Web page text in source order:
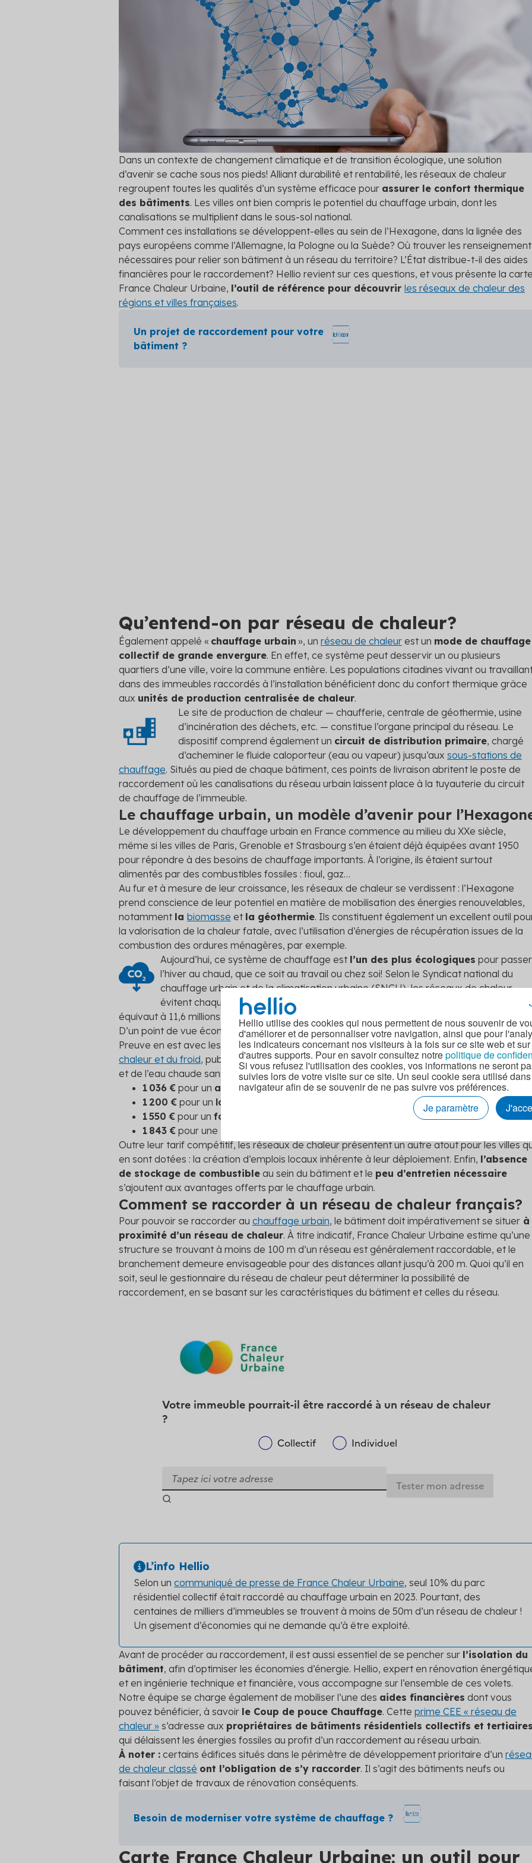
Hellio utilise des cookies qui nous permettent de nous souvenir de
d'améliorer et de personnaliser votre navigation, ainsi que pour
les indicateurs concernant nos visiteurs à la fois sur ce site web et sur
d'autres supports. Pour en savoir consultez notrepolitique de
Si vous refusez l'utilisation des cookies, vos informations ne seront
suivies lors de votre visite sur ce site. Un seul cookie sera utilisé
navigateur afin de se souvenir de ne pas suivre vos préférences.
Je paramètre
Simulateur Hellio : rejoignez la
plateforme
Découvrez les primes auxquelles vous
pouvez prétendre
Voir toutes les solutions
autres clients
Dans un contexte de changement climatique et de transition écologique, une solution
d’avenir se cache sous nos pieds! Alliant durabilité et rentabilité, les réseaux de chaleur
regroupent toutes les qualités d’un système efficace pour assurer le confort thermique
des bâtiments. Les villes ont bien compris le potentiel du chauffage urbain, dont les
canalisations se multiplient dans le sous-sol national.
Comment ces installations se développent-elles au sein de l’Hexagone, dans la lignée des
pays européens comme l’Allemagne, la Pologne ou la Suède? Où trouver les
nécessaires pour relier son bâtiment à un réseau du territoire? L’État distribue-t-il des aides
financières pour le raccordement? Hellio revient sur ces questions, et vous présente la
France Chaleur Urbaine, l’outil de référence pour découvrir les réseaux de chaleur des
régions et villes françaises.
Un projet de raccordement pour votre
bâtiment ?
Qu’entend-on par réseau de chaleur?
Également appelé « chauffage urbain », un réseau de chaleur est un mode de chauffage
collectif de grande envergure. En effet, ce système peut desservir un ou plusieurs
quartiers d’une ville, voire la commune entière. Les populations citadines vivant ou
dans des immeubles raccordés à l’installation bénéficient donc du confort thermique grâce
aux unités de production centralisée de chaleur.
Le site de production de chaleur — chaufferie, centrale de géothermie, usine
d’incinération des déchets, etc. — constitue l’organe principal du réseau. Le
dispositif comprend également un circuit de distribution primaire, chargé
d’acheminer le fluide caloporteur (eau ou vapeur) jusqu’aux sous-stations de
chauffage. Situés au pied de chaque bâtiment, ces points de livraison abritent le poste de
raccordement où les canalisations du réseau urbain laissent place à la tuyauterie du circuit
de chauffage de l’immeuble.
Le chauffage urbain, un modèle d’avenir pour
Le développement du chauffage urbain en France commence au milieu du XXe siècle,
même si les villes de Paris, Grenoble et Strasbourg s’en étaient déjà équipées avant 1950
pour répondre à des besoins de chauffage importants. À l’origine, ils étaient surtout
alimentés par des combustibles fossiles : fioul, gaz…
Au fur et à mesure de leur croissance, les réseaux de chaleur se verdissent : l’Hexagone
prend conscience de leur potentiel en matière de mobilisation des énergies renouvelables,
notamment la biomasse et la géothermie. Ils constituent également un excellent outil
la valorisation de la chaleur fatale, avec l’utilisation d’énergies de récupération issues de la
combustion des ordures ménagères, par exemple.
Aujourd’hui, ce système de chauffage est l’un des plus écologiques pour passer
l’hiver au chaud, que ce soit au travail ou chez soi! Selon le Syndicat national du
chauffage urbain et de la climatisation urbaine (SNCU), les réseaux de chaleur
évitent chaque année l’émission de plus de
équivaut à 11,6 millions d’allers-retours entre Paris et New York en avion.
D’un point de vue économique, ce mode de chauffageest le moins cher du marché.
Preuve en est avec les derniers chiffres de l’enquête Amorce sur le prix de vente de la
chaleur et du froid, publiée en 2023. L’étude rapporte qu’en 2021, le coût annuel du
et de l’eau chaude sanitaire s’élevait à:
1 036 € pour un appartement raccordé à un réseau de chaleur,
1 200 € pour un logement doté d’une chaudière collective au gaz
1 550 € pour un foyer avec un chauffage électrique
1 843 € pour une
Outre leur tarif compétitif, les réseaux de chaleur présentent un autre atout pour les villes
en sont dotées : la création d’emplois locaux inhérente à leur déploiement. Enfin, l’absence
de stockage de combustible au sein du bâtiment et le peu d’entretien nécessaire
s’ajoutent aux avantages offerts par le chauffage urbain.
Comment se raccorder à un réseau de chaleur français?
Pour pouvoir se raccorder au chauffage urbain, le bâtiment doit impérativement se situer à
proximité d’un réseau de chaleur. À titre indicatif, France Chaleur Urbaine estime qu’une
structure se trouvant à moins de 100 m d’un réseau est généralement raccordable, et le
branchement demeure envisageable pour des distances allant jusqu’à 200 m. Quoi qu’il en
soit, seul le gestionnaire du réseau de chaleur peut déterminer la possibilité de
raccordement, en se basant sur les caractéristiques du bâtiment et celles du réseau.
L’info Hellio
Selon un communiqué de presse de France Chaleur Urbaine, seul 10% du parc
résidentiel collectif était raccordé au chauffage urbain en 2023. Pourtant, des
centaines de milliers d’immeubles se trouvent à moins de 50m d’un réseau de chaleur !
Un gisement d’économies qui ne demande qu’à être exploité.
Avant de procéder au raccordement, il est aussi essentiel de se pencher sur l’isolation du
bâtiment, afin d’optimiser les économies d’énergie. Hellio, expert en rénovation
et en ingénierie technique et financière, vous accompagne sur l’ensemble de ces volets.
Notre équipe se charge également de mobiliser l’une des aides financières dont vous
pouvez bénéficier, à savoir le Coup de pouce Chauffage. Cette prime CEE « réseau de
chaleur » s’adresse aux propriétaires de bâtiments résidentiels collectifs et
qui délaissent les énergies fossiles au profit d’un raccordement au réseau urbain.
À noter : certains édifices situés dans le périmètre de développement prioritaire d’un
de chaleur classé ont l’obligation de s’y raccorder. Il s’agit des bâtiments neufs ou
faisant l’objet de travaux de rénovation conséquents.
Besoin de moderniser votre système de chauffage ?
Carte France Chaleur Urbaine: un outil pour